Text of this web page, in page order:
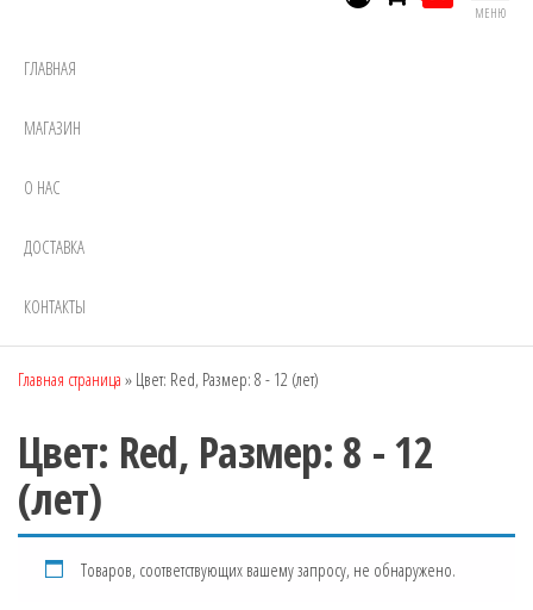
МЕНЮ
ГЛАВНАЯ
МАГАЗИН
О НАС
ДОСТАВКА
КОНТАКТЫ
Главная страница » Цвет: Red, Размер: 8 - 12 (лет)
Цвет: Red, Размер: 8 - 12
(лет)
Товаров, соответствующих вашему запросу, не обнаружено.